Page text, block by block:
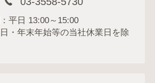
平日 13:00～15:00
日・年末年始等の当社休業日を除